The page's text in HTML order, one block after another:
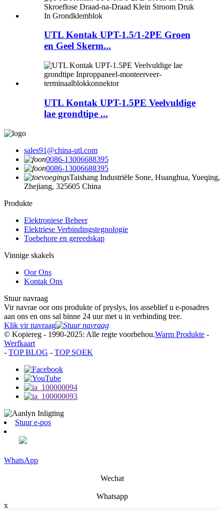
UTL Kontak UPT-1.5/1-2PE Groen
en Geel Skerm...
UTL Kontak UPT-1.5PE Veelvuldige
lae grondtipe ...
sales91@china-utl.com
0086-13006688395
0086-13006688395
Taishang Industriële Sone, Huanghua, Yueqing,
Zhejiang, 325605 China
Produkte
Elektroniese Beheer
Elektriese Verbindingstegnologie
Toebehore en gereedskap
Vinnige skakels
Oor Ons
Kontak Ons
Stuur navraag
Vir navrae oor ons produkte of pryslys, los asseblief u e-posadres
aan ons en ons sal binne 24 uur met u in verbinding tree.
Klik vir navraag
© Kopiereg - 1990-2025: Alle regte voorbehou.Warm Produkte -
Werfkaart
- TOP BLOG - TOP SOEK
Stuur e-pos
WhatsApp
Wechat
Whatsapp
x